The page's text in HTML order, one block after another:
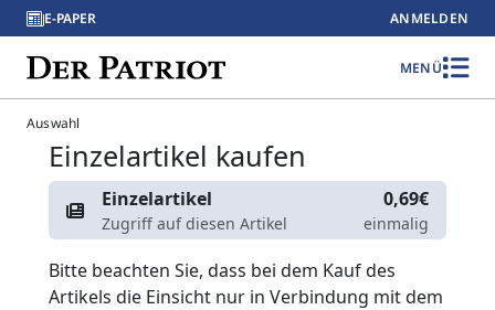
E-PAPER ANMELDEN
MENÜ
Auswahl
Einzelartikel kaufen
Einzelartikel
Zugriff auf diesen Artikel
0,69€
einmalig
Bitte beachten Sie, dass bei dem Kauf des
Artikels die Einsicht nur in Verbindung mit dem